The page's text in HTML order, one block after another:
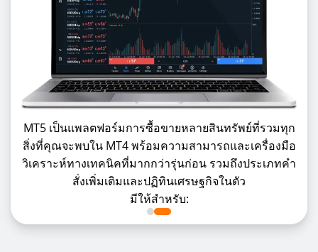
MT5 เป็นแพลตฟอร์มการซื้อขายหลายสินทรัพย์ที่รวมทุก
สิ่งที่คุณจะพบใน MT4 พร้อมความสามารถและเครื่องมือ
วิเคราะห์ทางเทคนิคที่มากกว่ารุ่นก่อน รวมถึงประเภทคำ
สั่งเพิ่มเติมและปฏิทินเศรษฐกิจในตัว
มีให้สำหรับ: